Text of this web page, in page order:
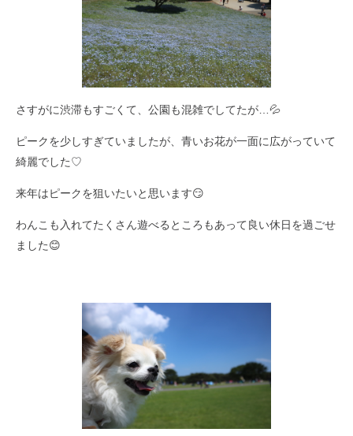
さすがに渋滞もすごくて、公園も混雑でしてたが…💦
ピークを少しすぎていましたが、青いお花が一面に広がっていて
綺麗でした♡
来年はピークを狙いたいと思います😏
わんこも入れてたくさん遊べるところもあって良い休日を過ごせ
ました😊